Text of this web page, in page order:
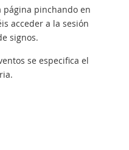
página pinchando en
acceder a la sesión
signos.
se especifica el